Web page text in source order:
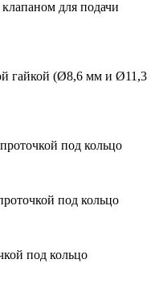
для подачи
гайкой (Ø8,6 мм и Ø11,3
под кольцо
под кольцо
под кольцо